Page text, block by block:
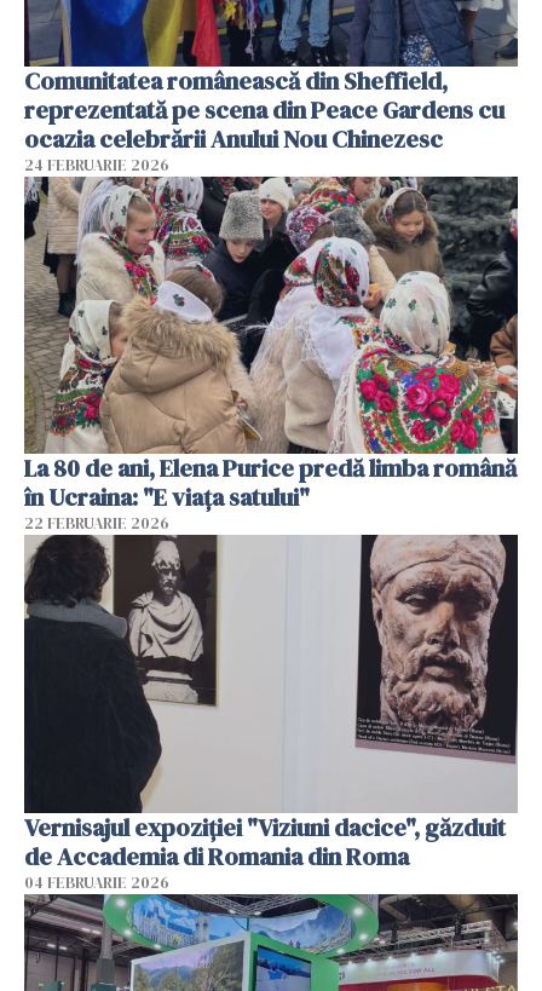
Comunitatea românească din Sheffield,
reprezentată pe scena din Peace Gardens cu
ocazia celebrării Anului Nou Chinezesc
24 FEBRUARIE 2026
La 80 de ani, Elena Purice predă limba română
în Ucraina: "E viața satului"
22 FEBRUARIE 2026
Vernisajul expoziției "Viziuni dacice", găzduit
de Accademia di Romania din Roma
04 FEBRUARIE 2026